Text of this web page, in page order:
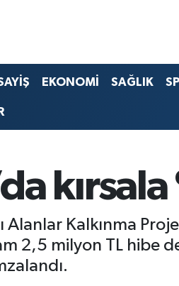
EKONOMİ SAĞLIK
Alanlar Kalkınma
2,5 milyon TL hibe